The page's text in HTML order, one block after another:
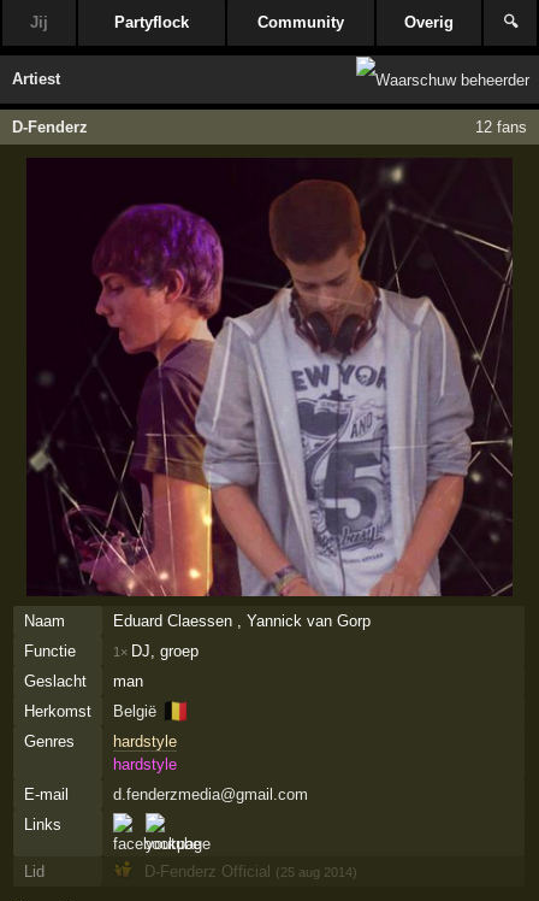
Jij Partyflock Community Overig 🔍
Artiest
D-Fenderz 12 fans
Naam
Eduard Claessen , Yannick van Gorp
Functie
1× DJ, groep
Geslacht
man
Herkomst
België 🇧🇪
Genres
hardstyle
hardstyle
E-mail
d.fenderzmedia@gmail.com
Links
Lid D-Fenderz Official (25 aug 2014)